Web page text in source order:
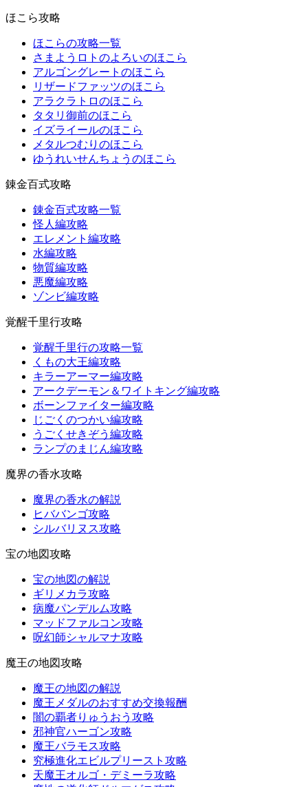
ほこら攻略
ほこらの攻略一覧
さまようロトのよろいのほこら
アルゴングレートのほこら
リザードファッツのほこら
アラクラトロのほこら
タタリ御前のほこら
イズライールのほこら
メタルつむりのほこら
ゆうれいせんちょうのほこら
錬金百式攻略
錬金百式攻略一覧
怪人編攻略
エレメント編攻略
水編攻略
物質編攻略
悪魔編攻略
ゾンビ編攻略
覚醒千里行攻略
覚醒千里行の攻略一覧
くもの大王編攻略
キラーアーマー編攻略
アークデーモン＆ワイトキング編攻略
ボーンファイター編攻略
じごくのつかい編攻略
うごくせきぞう編攻略
ランプのまじん編攻略
魔界の香水攻略
魔界の香水の解説
ヒババンゴ攻略
シルバリヌス攻略
宝の地図攻略
宝の地図の解説
ギリメカラ攻略
病魔パンデルム攻略
マッドファルコン攻略
呪幻師シャルマナ攻略
魔王の地図攻略
魔王の地図の解説
魔王メダルのおすすめ交換報酬
闇の覇者りゅうおう攻略
邪神官ハーゴン攻略
魔王バラモス攻略
究極進化エビルプリースト攻略
天魔王オルゴ・デミーラ攻略